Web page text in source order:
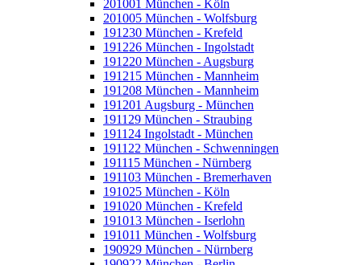
201001 München - Köln
201005 München - Wolfsburg
191230 München - Krefeld
191226 München - Ingolstadt
191220 München - Augsburg
191215 München - Mannheim
191208 München - Mannheim
191201 Augsburg - München
191129 München - Straubing
191124 Ingolstadt - München
191122 München - Schwenningen
191115 München - Nürnberg
191103 München - Bremerhaven
191025 München - Köln
191020 München - Krefeld
191013 München - Iserlohn
191011 München - Wolfsburg
190929 München - Nürnberg